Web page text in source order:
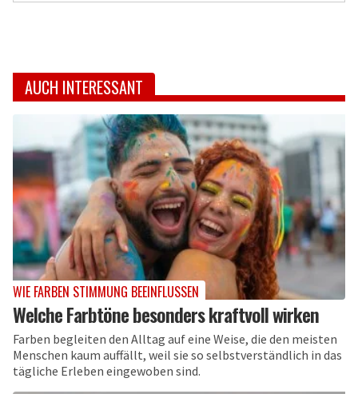
AUCH INTERESSANT
WIE FARBEN STIMMUNG BEEINFLUSSEN
Welche Farbtöne besonders kraftvoll wirken
Farben begleiten den Alltag auf eine Weise, die den meisten
Menschen kaum auffällt, weil sie so selbstverständlich in das
tägliche Erleben eingewoben sind.